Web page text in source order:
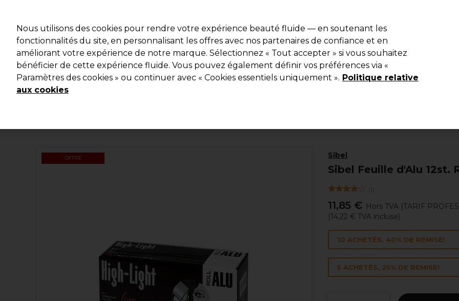
Rechercher
Marques Bons plans Coiffure Electro et Matériel Equipement de salon Beauté Hommes Les
Livraison et délais
Sibel
Sibel Feuille d'Alu 12st.
(1)
11,85 € Hors TVA (TARIF
(14,22 € TVA incluse)
OFFRE
10 ACHETÉS, 40% DE REMISE!
5 ACHETÉS, 25% DE REMISE!
Nous utilisons des cookies pour rendre votre expérience beauté fluide — en soutenant les
fonctionnalités du site, en personnalisant les offres avec nos partenaires de confiance et en
améliorant votre expérience de notre marque. Sélectionnez « Tout accepter » si vous souhaitez
bénéficier de cette expérience fluide. Vous pouvez également définir vos préférences via «
Paramètres des cookies » ou continuer avec « Cookies essentiels uniquement ». Politique relative
aux cookies